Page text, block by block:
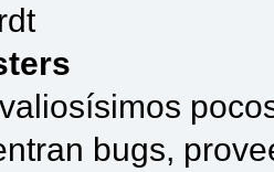
bugs,